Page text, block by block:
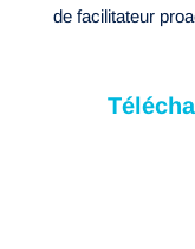
de facilitateur